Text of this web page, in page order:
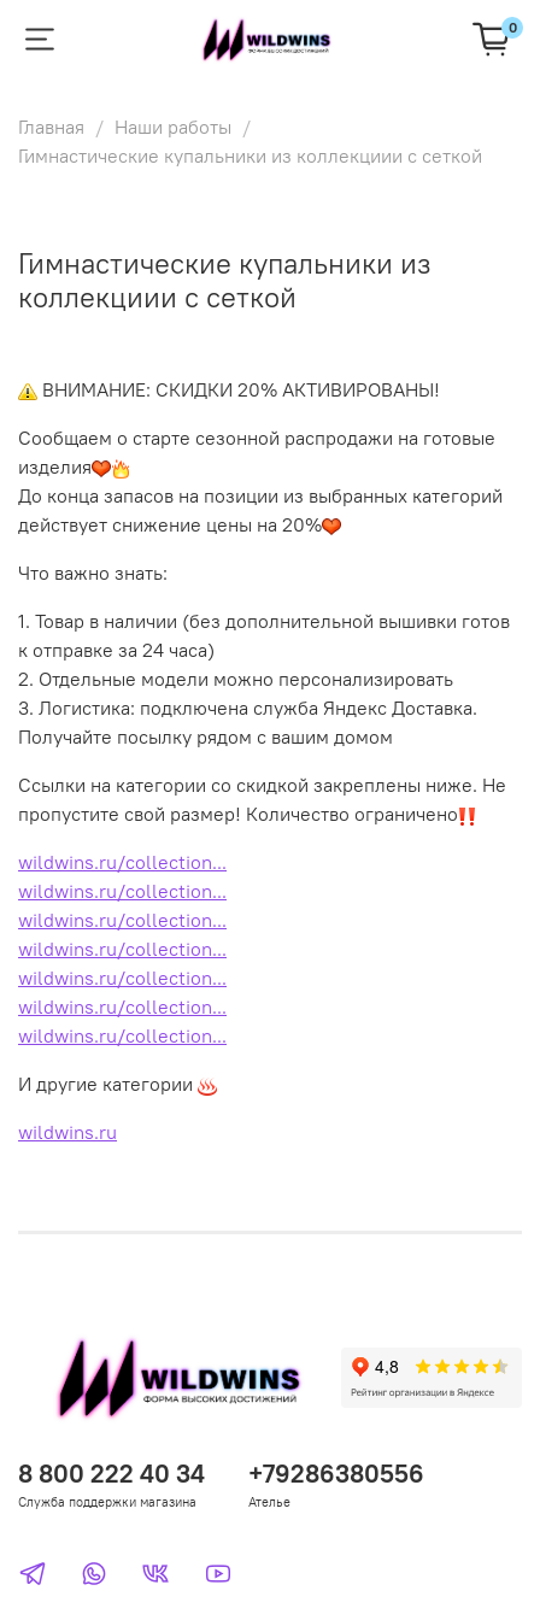
0
Главная
Наши работы
Гимнастические купальники из коллекциии с сеткой
Гимнастические купальники из
коллекциии с сеткой
ВНИМАНИЕ: СКИДКИ 20% АКТИВИРОВАНЫ!
Сообщаем о старте сезонной распродажи на готовые
изделия
До конца запасов на позиции из выбранных категорий
действует снижение цены на 20%
Что важно знать:
1. Товар в наличии (без дополнительной вышивки готов
к отправке за 24 часа)
2. Отдельные модели можно персонализировать
3. Логистика: подключена служба Яндекс Доставка.
Получайте посылку рядом с вашим домом
Ссылки на категории со скидкой закреплены ниже. Не
пропустите свой размер! Количество ограничено
wildwins.ru/collection...
wildwins.ru/collection...
wildwins.ru/collection...
wildwins.ru/collection...
wildwins.ru/collection...
wildwins.ru/collection...
wildwins.ru/collection...
И другие категории
wildwins.ru
8 800 222 40 34
Служба поддержки магазина
+79286380556
Ателье